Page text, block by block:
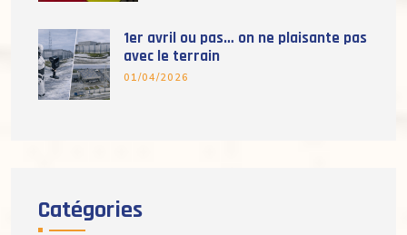
1er avril ou pas… on ne plaisante pas
avec le terrain
01/04/2026
Catégories